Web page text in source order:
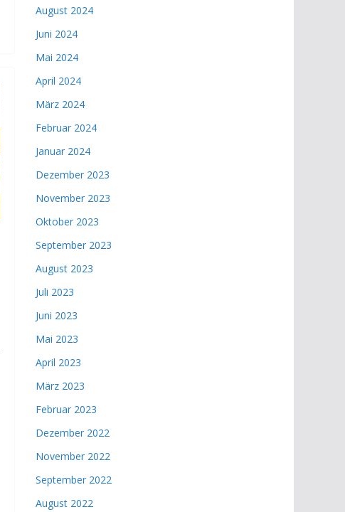
August 2024
Juni 2024
Mai 2024
April 2024
März 2024
Februar 2024
Januar 2024
Dezember 2023
November 2023
Oktober 2023
September 2023
August 2023
Juli 2023
Juni 2023
Mai 2023
April 2023
März 2023
Februar 2023
Dezember 2022
November 2022
September 2022
August 2022